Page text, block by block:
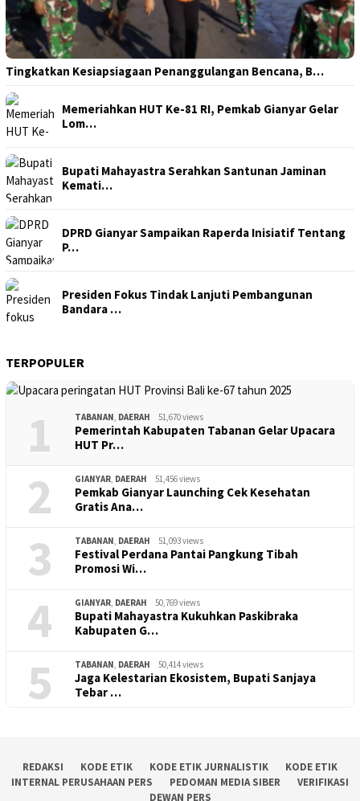
Tingkatkan Kesiapsiagaan Penanggulangan Bencana, B…
Memeriahkan HUT Ke-81 RI, Pemkab Gianyar Gelar
Lom…
Bupati Mahayastra Serahkan Santunan Jaminan
Kemati…
DPRD Gianyar Sampaikan Raperda Inisiatif Tentang
P…
Presiden Fokus Tindak Lanjuti Pembangunan
Bandara …
TERPOPULER
1 TABANAN, DAERAH 51,670 views
Pemerintah Kabupaten Tabanan Gelar Upacara
HUT Pr…
2 GIANYAR, DAERAH 51,456 views
Pemkab Gianyar Launching Cek Kesehatan
Gratis Ana…
3 TABANAN, DAERAH 51,093 views
Festival Perdana Pantai Pangkung Tibah
Promosi Wi…
4 GIANYAR, DAERAH 50,769 views
Bupati Mahayastra Kukuhkan Paskibraka
Kabupaten G…
5 TABANAN, DAERAH 50,414 views
Jaga Kelestarian Ekosistem, Bupati Sanjaya
Tebar …
REDAKSI KODE ETIK KODE ETIK JURNALISTIK
KODE ETIK
INTERNAL PERUSAHAAN PERS
PEDOMAN MEDIA SIBER
VERIFIKASI
DEWAN PERS